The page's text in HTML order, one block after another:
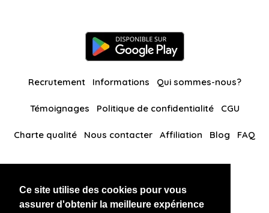
Ce site utilise des cookies pour vous
assurer d'obtenir la meilleure expérience
Recrutement Informations Qui sommes-nous?
Témoignages Politique de confidentialité CGU
Charte qualité Nous contacter Affiliation Blog FAQ
BlackAndBeauties RussianKisses